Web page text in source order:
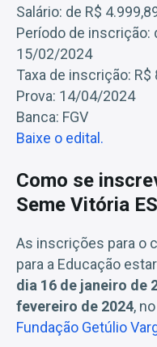
Salário: de R$
Período de
15/02/2024
Taxa de inscrição: R$
Prova: 14/04/2024
Banca: FGV
Baixe o edital.
Como se
Seme Vitória
As inscrições para o
para a Educação
dia 16 de janeiro de
fevereiro de 2024,
Fundação Getúlio